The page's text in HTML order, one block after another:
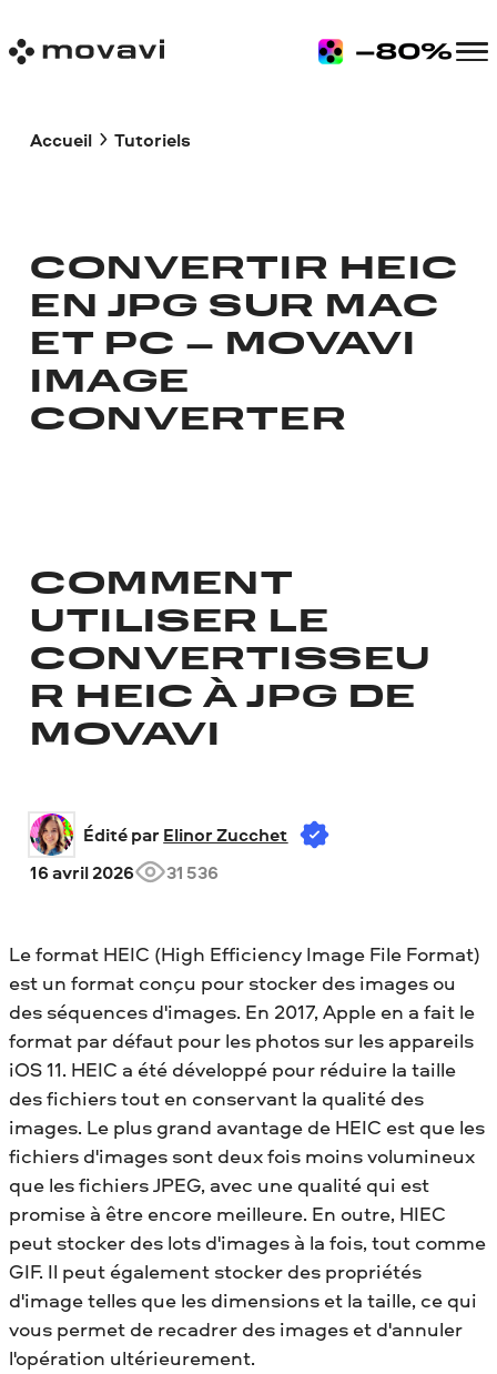
Accueil Tutoriels
CONVERTIR HEIC
EN JPG SUR MAC
ET PC – MOVAVI
IMAGE
CONVERTER
COMMENT
UTILISER LE
CONVERTISSEU
R HEIC À JPG DE
MOVAVI
Édité par Elinor Zucchet
16 avril 2026
31 536
Le format HEIC (High Efficiency Image File Format)
est un format conçu pour stocker des images ou
des séquences d'images. En 2017, Apple en a fait le
format par défaut pour les photos sur les appareils
iOS 11. HEIC a été développé pour réduire la taille
des fichiers tout en conservant la qualité des
images. Le plus grand avantage de HEIC est que les
fichiers d'images sont deux fois moins volumineux
que les fichiers JPEG, avec une qualité qui est
promise à être encore meilleure. En outre, HIEC
peut stocker des lots d'images à la fois, tout comme
GIF. Il peut également stocker des propriétés
d'image telles que les dimensions et la taille, ce qui
vous permet de recadrer des images et d'annuler
l'opération ultérieurement.